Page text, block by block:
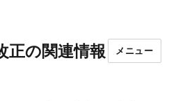
正の関連情報 メニュー